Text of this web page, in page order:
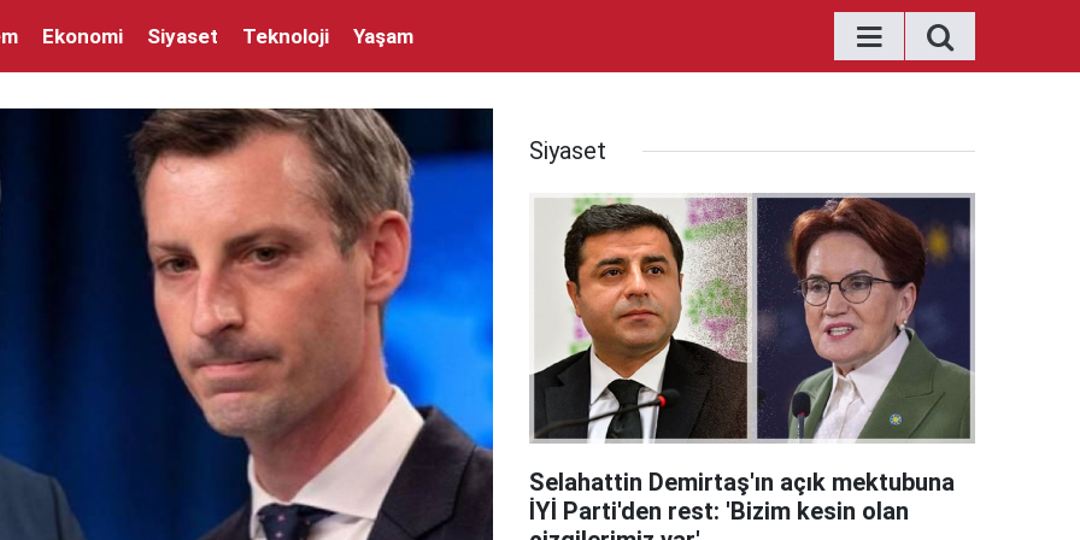
Ekonomi Siyaset Teknoloji Yaşam
Siyaset
Selahattin Demirtaş'ın açık mektubuna
İYİ Parti'den rest: 'Bizim kesin olan